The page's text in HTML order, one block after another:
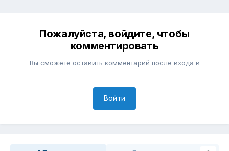
Пожалуйста, войдите, чтобы
комментировать
Вы сможете оставить комментарий после входа в
Войти